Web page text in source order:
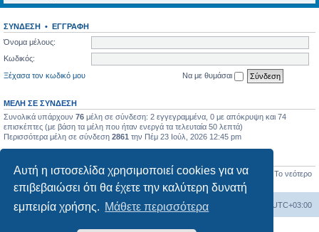
Αυτή η ιστοσελίδα χρησιμοποιεί cookies για να
επιβεβαιώσει ότι θα έχετε την καλύτερη δυνατή
εμπειρία χρήσης. Μάθετε περισσότερα
ΣΎΝΔΕΣΗ • ΕΓΓΡΑΦΉ
Όνομα μέλους:
Κωδικός:
Ξέχασα τον κωδικό μου
Να με θυμάσαι
ΜΈΛΗ ΣΕ ΣΎΝΔΕΣΗ
Συνολικά υπάρχουν 76 μέλη σε σύνδεση: 2 εγγεγραμμένα, 0 με απόκρυψη και 74
επισκέπτες (με βάση τα μέλη που ήταν ενεργά τα τελευταία 50 λεπτά)
Περισσότερα μέλη σε σύνδεση 2861 την Πέμ 23 Ιούλ, 2026 12:45 pm
Συνολικές δημοσιεύσεις17450• Σύνολο θεμάτων 656• Σύνολο μελών
• Το νεότερο
μέλος μαςBlueHorizon
Ευρετήριο Δ. Συζήτησης Όλοι οι χρόνοι είναι UTC+03:00
Δημιουργήθηκε απόphpBB® Forum Software © phpBB Limited